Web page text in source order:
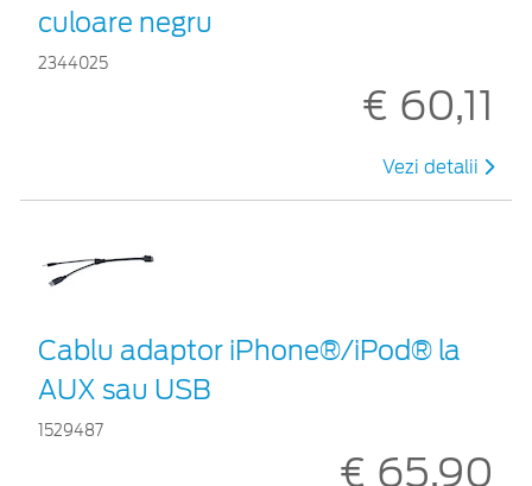
culoare negru
2344025
€ 60,11
Vezi detalii
Cablu adaptor iPhone®/iPod® la
AUX sau USB
1529487
€ 65,90